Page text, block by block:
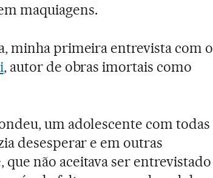
maquiagens.
minha primeira entrevista com o
, autor de obras imortais como
um adolescente com todas
desesperar e em outras
que não aceitava ser entrevistado